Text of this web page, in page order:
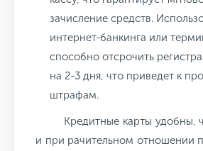
зачисление средств.
интернет-банкинга или
способно отсрочить
на 2-3 дня, что приведет к
штрафам.
Кредитные карты удобны,
и при рачительном отношении